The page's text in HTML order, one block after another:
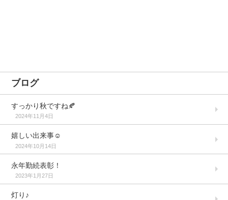
ブログ
すっかり秋ですね🍂
2024年11月4日
嬉しい出来事☺️
2024年10月14日
永年勤続表彰！
2023年1月27日
灯り♪